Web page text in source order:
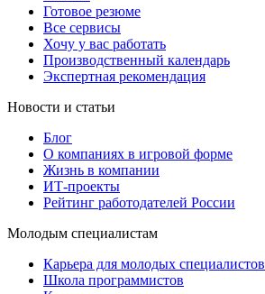
Готовое резюме
Все сервисы
Хочу у вас работать
Производственный календарь
Экспертная рекомендация
Новости и статьи
Блог
О компаниях в игровой форме
Жизнь в компании
ИТ-проекты
Рейтинг работодателей России
Молодым специалистам
Карьера для молодых специалистов
Школа программистов